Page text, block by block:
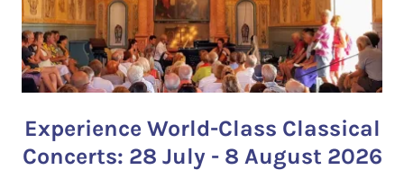
Experience World-Class Classical
Concerts: 28 July - 8 August 2026